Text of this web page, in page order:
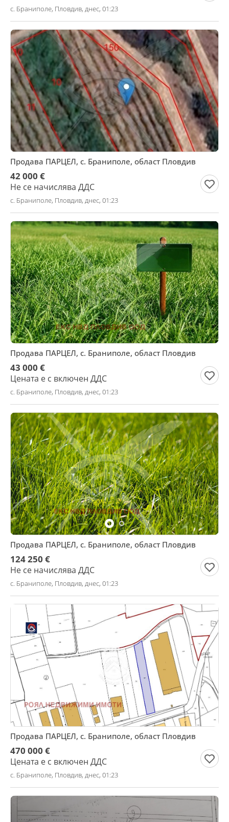
с. Браниполе, Пловдив, днес, 01:23
Продава ПАРЦЕЛ, с. Браниполе, област Пловдив
42 000 €
Не се начислява ДДС
с. Браниполе, Пловдив, днес, 01:23
Продава ПАРЦЕЛ, с. Браниполе, област Пловдив
43 000 €
Цената е с включен ДДС
с. Браниполе, Пловдив, днес, 01:23
Продава ПАРЦЕЛ, с. Браниполе, област Пловдив
124 250 €
Не се начислява ДДС
с. Браниполе, Пловдив, днес, 01:23
Продава ПАРЦЕЛ, с. Браниполе, област Пловдив
470 000 €
Цената е с включен ДДС
с. Браниполе, Пловдив, днес, 01:23